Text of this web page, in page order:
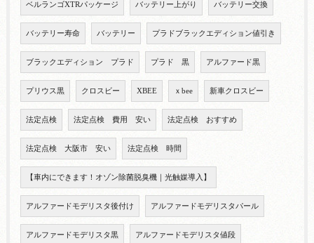
ベルランゴXTRパッケージ バッテリー上がり バッテリー交換
バッテリー寿命 バッテリー プラドブラックエディション値引き
ブラックエディション プラド プラド 黒 アルファード黒
プリウス黒 クロスビー XBEE ｘbee 新車クロスビー
法定点検 法定点検 費用 安い 法定点検 おすすめ
法定点検 大阪市 安い 法定点検 時間
【車内にできます！オゾン除菌脱臭機｜光触媒導入】
アルファードモデリスタ後付け アルファードモデリスタパール
アルファードモデリスタ黒 アルファードモデリスタ値段